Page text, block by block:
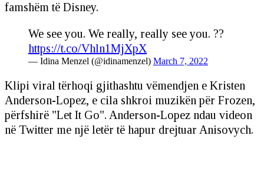
famshëm të Disney.
We see you. We really, really see you. ??
https://t.co/Vhln1MjXpX
— Idina Menzel (@idinamenzel) March 7, 2022
Klipi viral tërhoqi gjithashtu vëmendjen e Kristen
Anderson-Lopez, e cila shkroi muzikën për Frozen,
përfshirë "Let It Go". Anderson-Lopez ndau videon
në Twitter me një letër të hapur drejtuar Anisovych.